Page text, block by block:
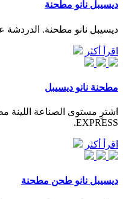
ديسيبل نانو مطحنة
ديسيبل نانو مطحنة. الدردشة
اقرأ أكثر
مطحنة نانو ديسيبل
EXPRESS.
اقرأ أكثر
ديسيبل نانو طحن مطحنة